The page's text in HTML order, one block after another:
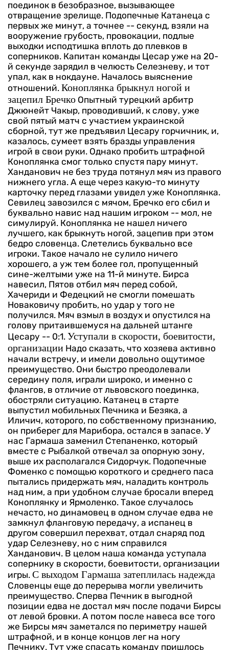
поединок в безобразное, вызывающее
отвращение зрелище. Подопечные Катанеца с
первых же минут, а точнее -- секунд, взяли на
вооружение грубость, провокации, подлые
выходки исподтишка вплоть до плевков в
соперников. Капитан команды Цесар уже на 20-
й секунде зарядил в челюсть Селезневу, и тот
упал, как в нокдауне. Началось выяснение
отношений. Коноплянка брыкнул ногой и
зацепил Бречко Опытный турецкий арбитр
Джюнейт Чакыр, проводивший, к слову, уже
свой пятый матч с участием украинской
сборной, тут же предъявил Цесару горчичник, и,
казалось, сумеет взять бразды управления
игрой в свои руки. Однако пробить штрафной
Коноплянка смог только спустя пару минут.
Ханданович не без труда потянул мяч из правого
нижнего угла. А еще через какую-то минуту
карточку перед глазами увидел уже Коноплянка.
Севилец завозился с мячом, Бречко его сбил и
буквально навис над нашим игроком -- мол, не
симулируй. Коноплянка не нашел ничего
лучшего, как брыкнуть ногой, зацепив при этом
бедро словенца. Слетелись буквально все
игроки. Такое начало не сулило ничего
хорошего, а уж тем более гол, пропущенный
сине-желтыми уже на 11-й минуте. Бирса
навесил, Пятов отбил мяч перед собой,
Хачериди и Федецкий не смогли помешать
Новаковичу пробить, но удар у того не
получился. Мяч взмыл в воздух и опустился на
голову притаившемуся на дальней штанге
Цесару -- 0:1. Уступали в скорости, боевитости,
организации Надо сказать, что хозяева активно
начали встречу, и имели довольно ощутимое
преимущество. Они быстро преодолевали
середину поля, играли широко, и именно с
флангов, в отличие от львовского поединка,
обостряли ситуацию. Катанец в старте
выпустил мобильных Печника и Безяка, а
Иличич, которого, по собственному признанию,
он приберег для Марибора, остался в запасе. У
нас Гармаша заменил Степаненко, который
вместе с Рыбалкой отвечал за опорную зону,
выше их располагался Сидорчук. Подопечные
Фоменко с помощью короткого и среднего паса
пытались придержать мяч, наладить контроль
над ним, а при удобном случае бросали вперед
Коноплянку и Ярмоленко. Такое случалось
нечасто, но динамовец в одном случае едва не
замкнул фланговую передачу, а испанец в
другом совершил перехват, отдал снаряд под
удар Селезневу, но с ним справился
Ханданович. В целом наша команда уступала
сопернику в скорости, боевитости, организации
игры. С выходом Гармаша затеплилась надежда
Словенцы еще до перерыва могли увеличить
преимущество. Сперва Печник в выгодной
позиции едва не достал мяч после подачи Бирсы
от левой бровки. А потом после навеса все того
же Бирсы мяч заметался по периметру нашей
штрафной, и в конце концов лег на ногу
Печнику. Тут уже спасать команду пришлось